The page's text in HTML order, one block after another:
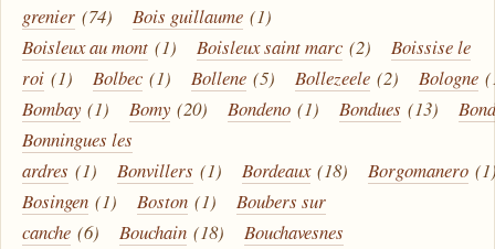
grenier (74) Bois guillaume (1)
Boisleux au mont (1) Boisleux saint marc (2)
Boissise le
roi (1) Bolbec (1) Bollene (5) Bollezeele (2) Bologne
Bombay (1) Bomy (20) Bondeno (1) Bondues (13)
Bonningues les
ardres (1) Bonvillers (1) Bordeaux (18) Borgomanero
Bosingen (1) Boston (1)
Boubers sur
canche (6) Bouchain (18)
Bouchavesnes